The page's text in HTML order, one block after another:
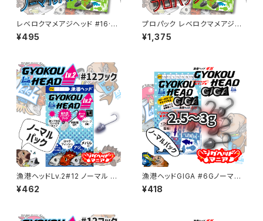
レベロクマメアジヘッド #16·#1
4ノーマルパック【JigHead Ma
nia】 各サイズ
¥495
プロパック レベロクマメアジヘ
ッド #16·#14【JigHead Mani
a】 各サイズ
¥1,375
漁港ヘッドLv.2#12 ノーマル 各
サイズ【JigheadMania】
¥462
漁港ヘッドGIGA #6Gノーマル
パック 2.5～3g【JigHead Ma
nia】
¥418